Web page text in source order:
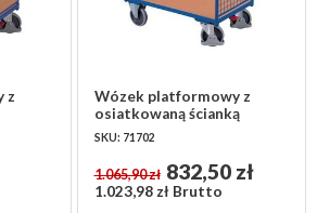
z
Wózek platformowy z
osiatkowaną ścianką
1125x700x1015 mm
SKU: 71702
1.065,90 zł 832,50 zł
1.023,98 zł Brutto